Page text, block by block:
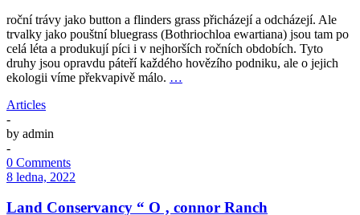
roční trávy jako button a flinders grass přicházejí a odcházejí. Ale
trvalky jako pouštní bluegrass (Bothriochloa ewartiana) jsou tam po
celá léta a produkují píci i v nejhorších ročních obdobích. Tyto
druhy jsou opravdu páteří každého hovězího podniku, ale o jejich
ekologii víme překvapivě málo. …
Articles
-
by admin
-
0 Comments
8 ledna, 2022
Land Conservancy “ O ‚ connor Ranch